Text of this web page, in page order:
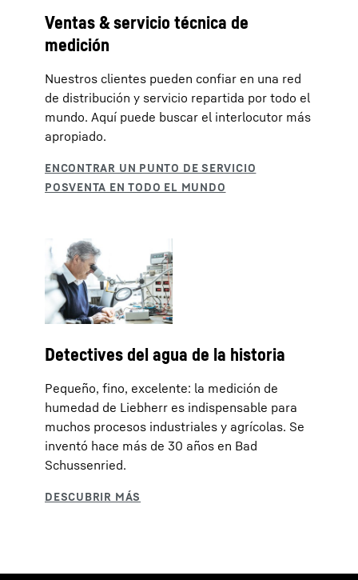
Ventas & servicio técnica de
medición
Nuestros clientes pueden confiar en una red
de distribución y servicio repartida por todo el
mundo. Aquí puede buscar el interlocutor más
apropiado.
Detectives del agua de la historia
Pequeño, fino, excelente: la medición de
humedad de Liebherr es indispensable para
muchos procesos industriales y agrícolas. Se
inventó hace más de 30 años en Bad
Schussenried.